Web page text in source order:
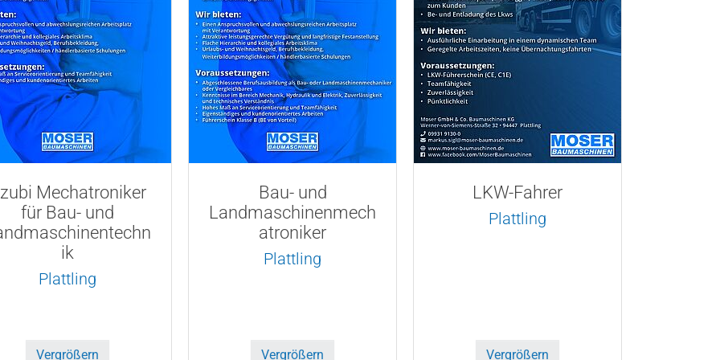
Mechatroniker
für Bau- und
ik
Plattling
Vergrößern
Bau- und
Landmaschinenmech
atroniker
Plattling
Vergrößern
LKW-Fahrer
Plattling
Vergrößern